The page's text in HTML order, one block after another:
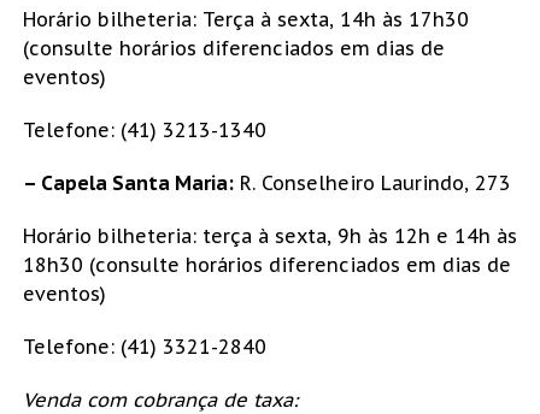
Horário bilheteria: Terça à sexta, 14h às 17h30
(consulte horários diferenciados em dias de
eventos)
Telefone: (41) 3213-1340
– Capela Santa Maria:R. Conselheiro Laurindo, 273
Horário bilheteria: terça à sexta, 9h às 12h e 14h às
18h30 (consulte horários diferenciados em dias de
eventos)
Telefone: (41) 3321-2840
Venda com cobrança de taxa: